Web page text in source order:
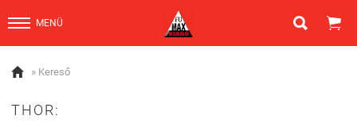
MENÜ  
 » Kereső
THOR: